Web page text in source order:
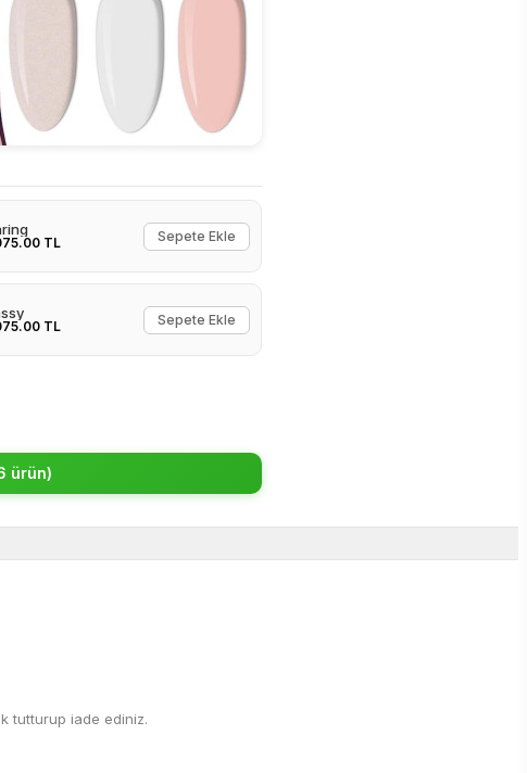
TL Sepete Ekle
TL Sepete Ekle
ürün)
tutturup iade ediniz.